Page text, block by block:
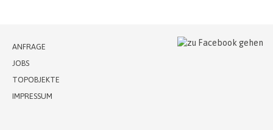
ANFRAGE
JOBS
TOPOBJEKTE
IMPRESSUM